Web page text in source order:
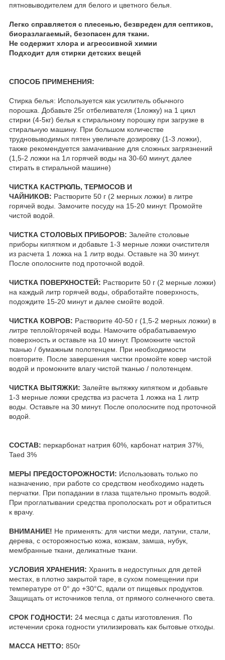
пятновыводителем для белого и цветного белья.
Легко справляется с плесенью, безвреден для септиков,
биоразлагаемый, безопасен для ткани.
Не содержит хлора и агрессивной химии
Подходит для стирки детских вещей
СПОСОБ ПРИМЕНЕНИЯ:
Стирка белья: Используется как усилитель обычного
порошка. Добавьте 25г отбеливателя (1ложку) на 1 цикл
стирки (4-5кг) белья к стиральному порошку при загрузке в
стиральную машину. При большом количестве
трудновыводимых пятен увеличьте дозировку (1-3 ложки),
также рекомендуется замачивание для сложных загрязнений
(1,5-2 ложки на 1л горячей воды на 30-60 минут, далее
стирать в стиральной машине)
ЧИСТКА КАСТРЮЛЬ, ТЕРМОСОВ И
ЧАЙНИКОВ: Растворите 50 г (2 мерных ложки) в литре
горячей воды. Замочите посуду на 15-20 минут. Промойте
чистой водой.
ЧИСТКА СТОЛОВЫХ ПРИБОРОВ: Залейте столовые
приборы кипятком и добавьте 1-3 мерные ложки очистителя
из расчета 1 ложка на 1 литр воды. Оставьте на 30 минут.
После ополосните под проточной водой.
ЧИСТКА ПОВЕРХНОСТЕЙ: Растворите 50 г (2 мерные ложки)
на каждый литр горячей воды, обработайте поверхность,
подождите 15-20 минут и далее смойте водой.
ЧИСТКА КОВРОВ: Растворите 40-50 г (1,5-2 мерных ложки) в
литре теплой/горячей воды. Намочите обрабатываемую
поверхность и оставьте на 10 минут. Промокните чистой
тканью / бумажным полотенцем. При необходимости
повторите. После завершения чистки промойте ковер чистой
водой и промокните влагу чистой тканью / полотенцем.
ЧИСТКА ВЫТЯЖКИ: Залейте вытяжку кипятком и добавьте
1-3 мерные ложки средства из расчета 1 ложка на 1 литр
воды. Оставьте на 30 минут. После ополосните под проточной
водой.
СОСТАВ: перкарбонат натрия 60%, карбонат натрия 37%,
Taed 3%
МЕРЫ ПРЕДОСТОРОЖНОСТИ: Использовать только по
назначению, при работе со средством необходимо надеть
перчатки. При попадании в глаза тщательно промыть водой.
При проглатывании средства прополоскать рот и обратиться
к врачу.
ВНИМАНИЕ! Не применять: для чистки меди, латуни, стали,
дерева, с осторожностью кожа, кожзам, замша, нубук,
мембранные ткани, деликатные ткани.
УСЛОВИЯ ХРАНЕНИЯ: Хранить в недоступных для детей
местах, в плотно закрытой таре, в сухом помещении при
температуре от 0° до +30°С, вдали от пищевых продуктов.
Защищать от источников тепла, от прямого солнечного света.
СРОК ГОДНОСТИ: 24 месяца с даты изготовления. По
истечении срока годности утилизировать как бытовые отходы.
МАССА НЕТТО: 850г